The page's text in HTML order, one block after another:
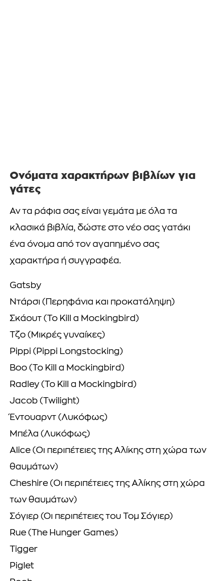
Ονόματα χαρακτήρων βιβλίων για
γάτες
Αν τα ράφια σας είναι γεμάτα με όλα τα
κλασικά βιβλία, δώστε στο νέο σας γατάκι
ένα όνομα από τον αγαπημένο σας
χαρακτήρα ή συγγραφέα.
Gatsby
Ντάρσι (Περηφάνια και προκατάληψη)
Σκάουτ (To Kill a Mockingbird)
Τζο (Μικρές γυναίκες)
Pippi (Pippi Longstocking)
Boo (To Kill a Mockingbird)
Radley (To Kill a Mockingbird)
Jacob (Twilight)
Έντουαρντ (Λυκόφως)
Μπέλα (Λυκόφως)
Alice (Οι περιπέτειες της Αλίκης στη χώρα των
θαυμάτων)
Cheshire (Οι περιπέτειες της Αλίκης στη χώρα
των θαυμάτων)
Σόγιερ (Οι περιπέτειες του Τομ Σόγιερ)
Rue (The Hunger Games)
Tigger
Piglet